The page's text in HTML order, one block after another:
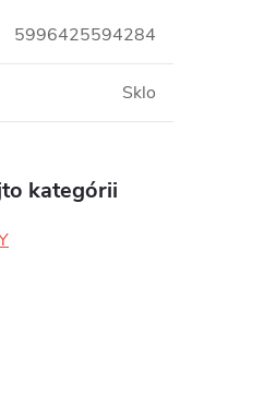
5996425594284
Sklo
kategórii